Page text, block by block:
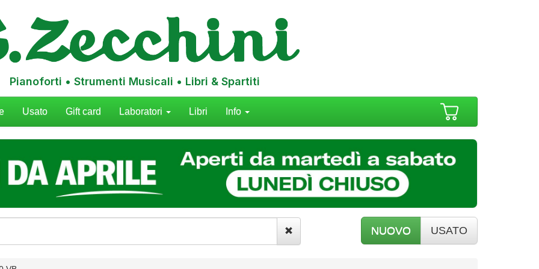
Pianoforti • Strumenti Musicali • Libri & Spartiti
Usato Gift card Laboratori Libri Info
NUOVO USATO